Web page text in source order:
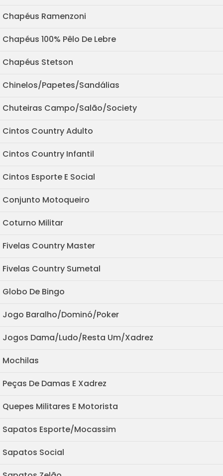
Chapéus Ramenzoni
Chapéus 100% Pêlo De Lebre
Chapéus Stetson
Chinelos/Papetes/Sandálias
Chuteiras Campo/Salão/Society
Cintos Country Adulto
Cintos Country Infantil
Cintos Esporte E Social
Conjunto Motoqueiro
Coturno Militar
Fivelas Country Master
Fivelas Country Sumetal
Globo De Bingo
Jogo Baralho/Dominó/Poker
Jogos Dama/Ludo/Resta Um/Xadrez
Mochilas
Peças De Damas E Xadrez
Quepes Militares E Motorista
Sapatos Esporte/Mocassim
Sapatos Social